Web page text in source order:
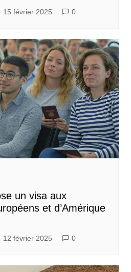
15 février 2025 0
un visa aux
et d’Amérique
12 février 2025 0